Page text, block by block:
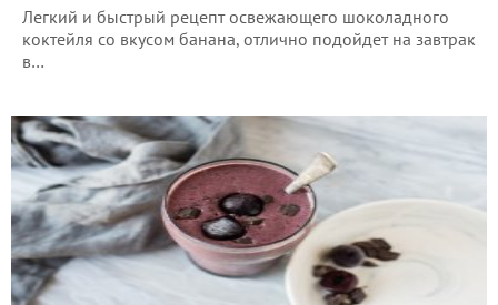
Легкий и быстрый рецепт освежающего шоколадного
коктейля со вкусом банана, отлично подойдет на завтрак
в…